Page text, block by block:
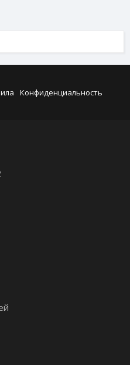
Конфиденциальность